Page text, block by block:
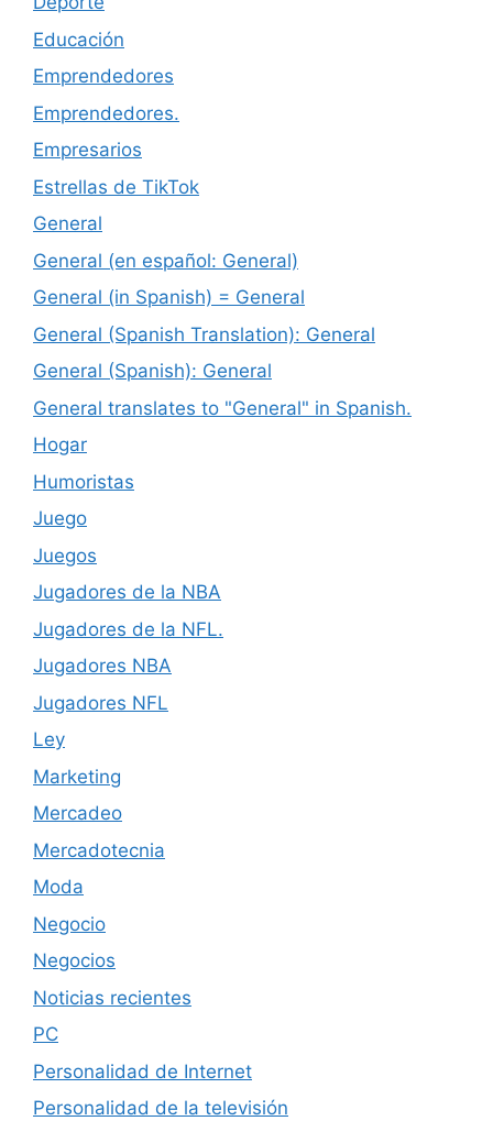
Educación
Emprendedores
Emprendedores.
Empresarios
Estrellas de TikTok
General
General (en español: General)
General (in Spanish) = General
General (Spanish Translation): General
General (Spanish): General
General translates to "General" in Spanish.
Hogar
Humoristas
Juego
Juegos
Jugadores de la NBA
Jugadores de la NFL.
Jugadores NBA
Jugadores NFL
Ley
Marketing
Mercadeo
Mercadotecnia
Moda
Negocio
Negocios
Noticias recientes
PC
Personalidad de Internet
Personalidad de la televisión